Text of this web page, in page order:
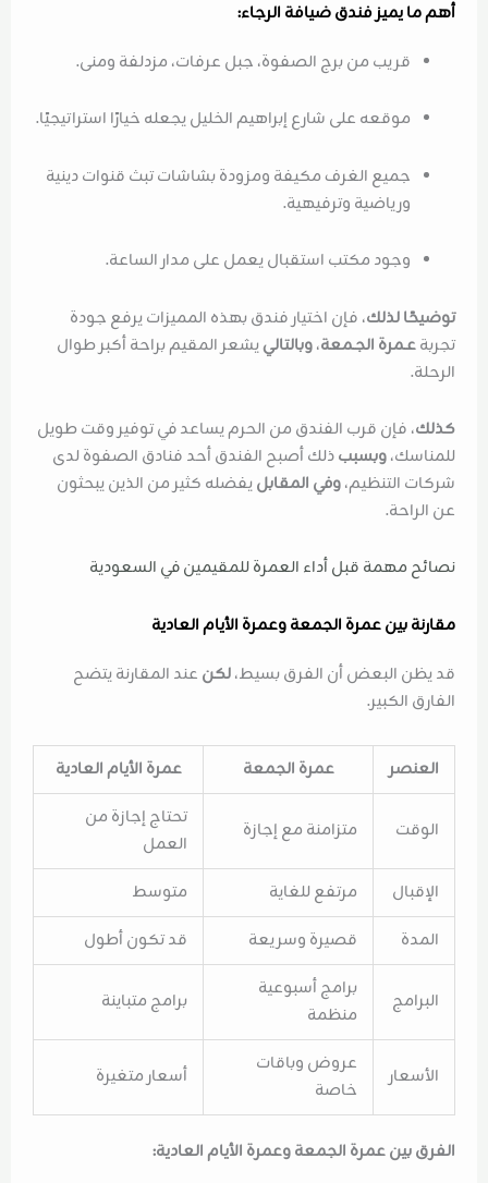
أهم ما يميز فندق ضيافة الرجاء:
قريب من برج الصفوة، جبل عرفات، مزدلفة ومنى.
موقعه على شارع إبراهيم الخليل يجعله خيارًا استراتيجيًا.
جميع الغرف مكيفة ومزودة بشاشات تبث قنوات دينية
ورياضية وترفيهية.
وجود مكتب استقبال يعمل على مدار الساعة.
توضيحًا لذلك، فإن اختيار فندق بهذه المميزات يرفع جودة
تجربةعـمرة الجـمعة،وبالتالييشعر المقيم براحة أكبر طوال
الرحلة.
كذلك، فإن قرب الفندق من الحرم يساعد في توفير وقت طويل
للمناسك،وبسببذلك أصبح الفندق أحد فنادق الصفوة لدى
شركات التنظيم،وفي المقابليفضله كثير من الذين يبحثون
عن الراحة.
نصائح مهمة قبل أداء العمرة للمقيمين في السعودية
مقارنة بين عمرة الجمعة وعمرة الأيام العادية
قد يظن البعض أن الفرق بسيط،لكن عند المقارنة يتضح
الفارق الكبير.
العنصر عمرة الجمعة عمرة الأيام العادية
الوقت متزامنة مع إجازة
تحتاج إجازة من
العمل
الإقبال
مرتفع للغاية
متوسط
المدة
قصيرة وسريعة قد تكون أطول
البرامج
برامج أسبوعية
منظمة
برامج متباينة
الأسعار
عروض وباقات
خاصة
أسعار متغيرة
الفرق بين عمرة الجمعة وعمرة الأيام العادية: